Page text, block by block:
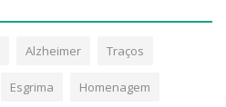
Alzheimer Traços
Esgrima Homenagem